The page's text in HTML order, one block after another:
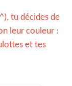
tu décides de
leur couleur :
et tes